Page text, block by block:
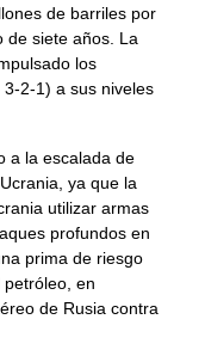
de barriles por
de siete años. La
los
2-1) a sus niveles
a la escalada de
ya que la
utilizar armas
profundos en
prima de riesgo
en
de Rusia contra